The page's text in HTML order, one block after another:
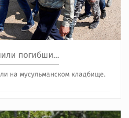
погибши...
на мусульманском кладбище.